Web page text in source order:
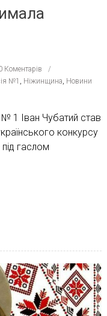
Коментарів
№1 , Ніжинщина, Новини
№ 1 Іван Чубатий став
конкурсу
гаслом